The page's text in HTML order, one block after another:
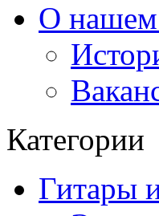
О нашем
Категории
Гитары